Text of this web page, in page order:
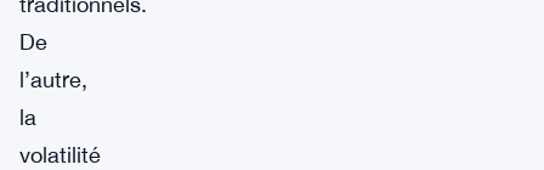
De
l’autre,
la
volatilité